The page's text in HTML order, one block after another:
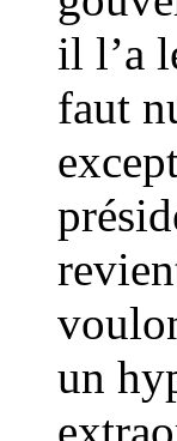
il l’a
faut
un